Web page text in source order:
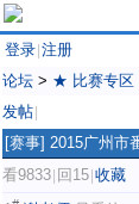
登录 注册
论坛 > ★ 比赛专区
发帖
[赛事] 2015广州市
看9833 回15 收藏